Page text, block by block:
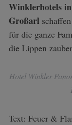
Winklerhotels
Großarl
für die ganze
die Lippen
Hotel Winkler
Text: Feuer &